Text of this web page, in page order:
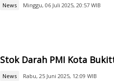
News Minggu, 06 Juli 2025, 20:57 WIB
Stok Darah PMI Kota
News Rabu, 25 Juni 2025, 12:09 WIB